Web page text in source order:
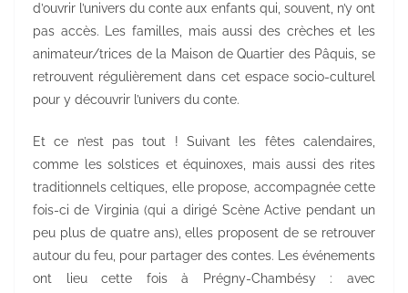
d’ouvrir l’univers du conte aux enfants qui, souvent, n’y ont
pas accès. Les familles, mais aussi des crèches et les
animateur/trices de la Maison de Quartier des Pâquis, se
retrouvent régulièrement dans cet espace socio-culturel
pour y découvrir l’univers du conte.
Et ce n’est pas tout ! Suivant les fêtes calendaires,
comme les solstices et équinoxes, mais aussi des rites
traditionnels celtiques, elle propose, accompagnée cette
fois-ci de Virginia (qui a dirigé Scène Active pendant un
peu plus de quatre ans), elles proposent de se retrouver
autour du feu, pour partager des contes. Les événements
ont lieu cette fois à Prégny-Chambésy : avec